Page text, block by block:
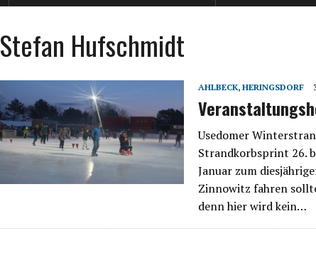
Stefan Hufschmidt
AHLBECK,HERINGSDORF
Usedomer
Strandkorbsprint 26.
Januar zum
Zinnowitz fahren
denn hier wird kein…